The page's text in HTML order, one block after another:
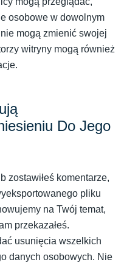
osobowe w dowolnym
mogą zmienić swojej
witryny mogą również
Do Jego
zostawiłeś komentarze,
pliku
na Twój temat,
przekazałeś.
usunięcia wszelkich
danych osobowych. Nie